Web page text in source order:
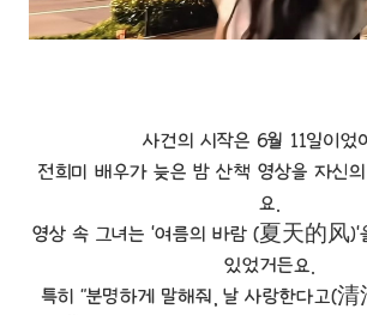
사건의 시작은 6월 11일이었
전희미 배우가 늦은 밤 산책 영상을 자신
요.
영상 속 그녀는 '여름의 바람 (夏天的风)'
있었거든요.
특히 "분명하게 말해줘, 날 사랑한다고